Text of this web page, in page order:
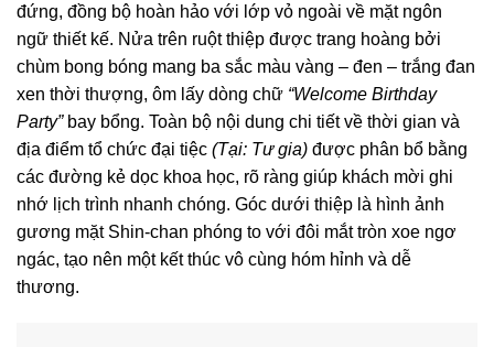
đứng, đồng bộ hoàn hảo với lớp vỏ ngoài về mặt ngôn
ngữ thiết kế. Nửa trên ruột thiệp được trang hoàng bởi
chùm bong bóng mang ba sắc màu vàng – đen – trắng đan
xen thời thượng, ôm lấy dòng chữ “Welcome Birthday
Party”bay bổng. Toàn bộ nội dung chi tiết về thời gian và
địa điểm tổ chức đại tiệc (Tại: Tư gia) được phân bổ bằng
các đường kẻ dọc khoa học, rõ ràng giúp khách mời ghi
nhớ lịch trình nhanh chóng. Góc dưới thiệp là hình ảnh
gương mặt Shin-chan phóng to với đôi mắt tròn xoe ngơ
ngác, tạo nên một kết thúc vô cùng hóm hỉnh và dễ
thương.